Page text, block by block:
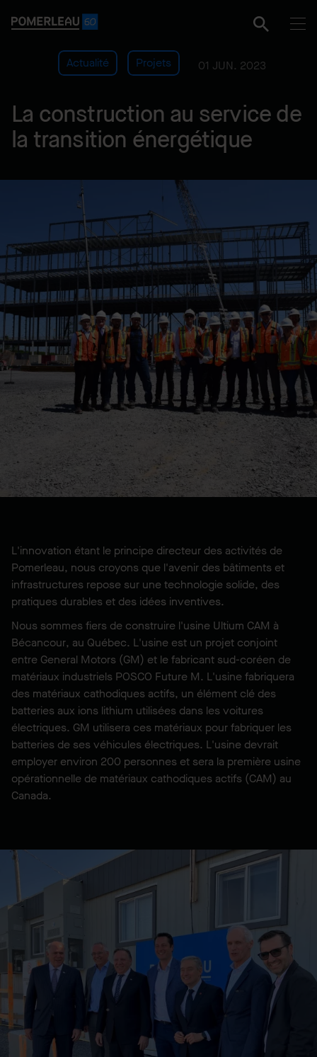
Actualité Projets 01 JUN. 2023
La construction au service de
la transition énergétique
L'innovation étant le principe directeur des activités de
Pomerleau, nous croyons que l'avenir des bâtiments et
infrastructures repose sur une technologie solide, des
pratiques durables et des idées inventives.
Nous sommes fiers de construire l'usine Ultium CAM à
Bécancour, au Québec. L'usine est un projet conjoint
entre General Motors (GM) et le fabricant sud-coréen de
matériaux industriels POSCO Future M. L'usine fabriquera
des matériaux cathodiques actifs, un élément clé des
batteries aux ions lithium utilisées dans les voitures
électriques. GM utilisera ces matériaux pour fabriquer les
batteries de ses véhicules électriques. L'usine devrait
employer environ 200 personnes et sera la première usine
opérationnelle de matériaux cathodiques actifs (CAM) au
Canada.